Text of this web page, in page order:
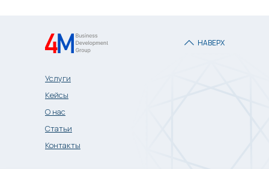
НАВЕРХ
Услуги
Кейсы
О нас
Статьи
Контакты